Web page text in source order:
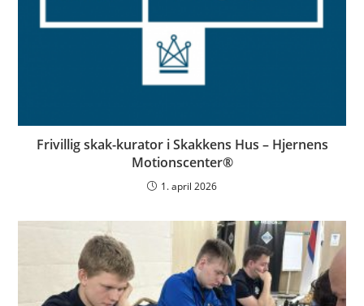
Frivillig skak-kurator i Skakkens Hus – Hjernens
Motionscenter®
1. april 2026